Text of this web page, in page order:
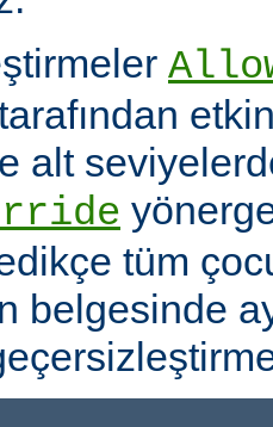
alt
tüm
belgesinde